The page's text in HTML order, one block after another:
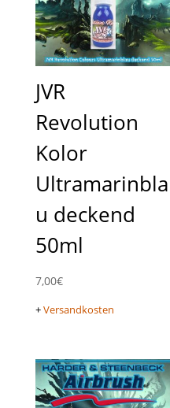
JVR
Revolution
Kolor
Ultramarinbla
u deckend
50ml
7,00€
+Versandkosten